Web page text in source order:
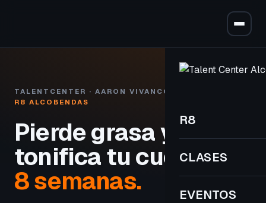
R8
CLASES
EVENTOS
TALENTCENTER · AARON VIVANCOS
R8 ALCOBENDAS
Pierde grasa y
tonifica tu cuerpoen
8 semanas.